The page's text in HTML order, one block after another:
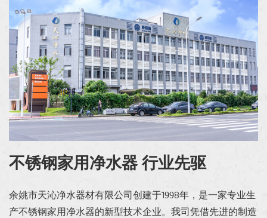
不锈钢家用净水器 行业先驱
余姚市天沁净水器材有限公司创建于1998年，是一家专业生
产不锈钢家用净水器的新型技术企业。我司凭借先进的制造